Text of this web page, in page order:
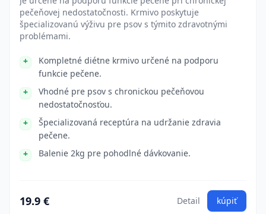
pečeňovej nedostatočnosti. Krmivo poskytuje
špecializovanú výživu pre psov s týmito zdravotnými
problémami.
Kompletné diétne krmivo určené na podporu
funkcie pečene.
Vhodné pre psov s chronickou pečeňovou
nedostatočnosťou.
Špecializovaná receptúra na udržanie zdravia
pečene.
Balenie 2kg pre pohodlné dávkovanie.
19.9 € Detail kúpiť